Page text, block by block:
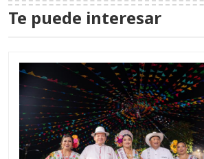
Te puede interesar